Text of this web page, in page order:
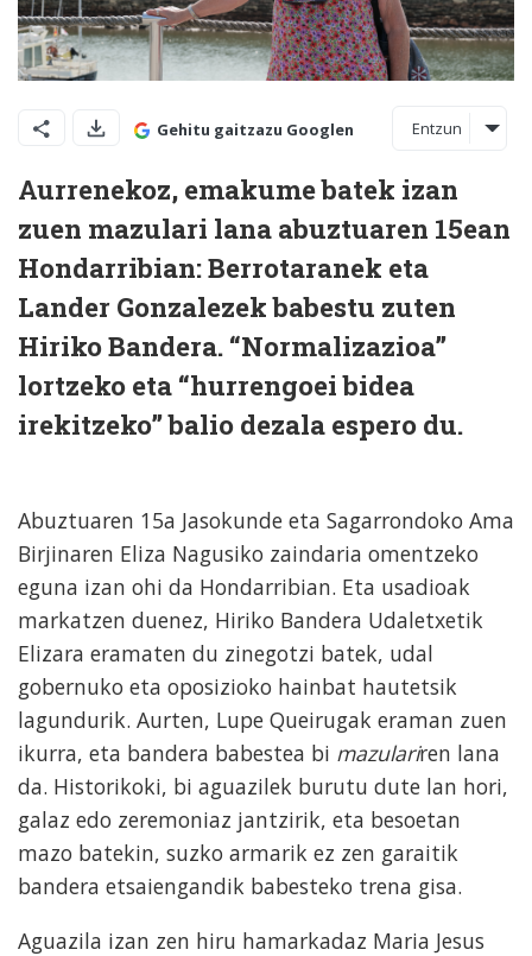
Gehitu gaitzazu Googlen Entzun
Aurrenekoz, emakume batek izan
zuen mazulari lana abuztuaren 15ean
Hondarribian: Berrotaranek eta
Lander Gonzalezek babestu zuten
Hiriko Bandera. “Normalizazioa”
lortzeko eta “hurrengoei bidea
irekitzeko” balio dezala espero du.
Abuztuaren 15a Jasokunde eta Sagarrondoko Ama
Birjinaren Eliza Nagusiko zaindaria omentzeko
eguna izan ohi da Hondarribian. Eta usadioak
markatzen duenez, Hiriko Bandera Udaletxetik
Elizara eramaten du zinegotzi batek, udal
gobernuko eta oposizioko hainbat hautetsik
lagundurik. Aurten, Lupe Queirugak eraman zuen
ikurra, eta bandera babestea bi mazulariren lana
da. Historikoki, bi aguazilek burutu dute lan hori,
galaz edo zeremoniaz jantzirik, eta besoetan
mazo batekin, suzko armarik ez zen garaitik
bandera etsaiengandik babesteko trena gisa.
Aguazila izan zen hiru hamarkadaz Maria Jesus